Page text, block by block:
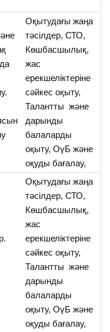
Оқытудағы жаңа
тәсілдер, СТО,
Көшбасшылық,
жас
ерекшеліктеріне
сәйкес оқыту,
Талантты және
дарынды
балаларды
оқыту, ОүБ және
оқуды бағалау,
Оқытудағы жаңа
тәсілдер, СТО,
Көшбасшылық,
жас
ерекшеліктеріне
сәйкес оқыту,
Талантты және
дарынды
балаларды
оқыту, ОүБ және
оқуды бағалау,